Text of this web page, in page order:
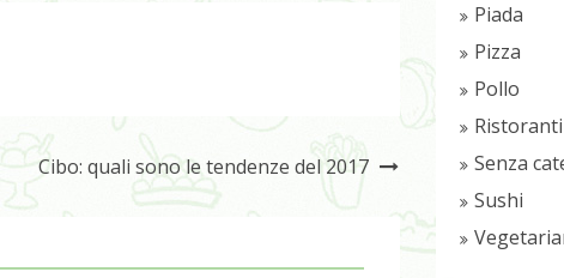
Cibo: quali sono le tendenze del 2017
Piada
Pizza
Pollo
Ristoranti
Senza
Sushi